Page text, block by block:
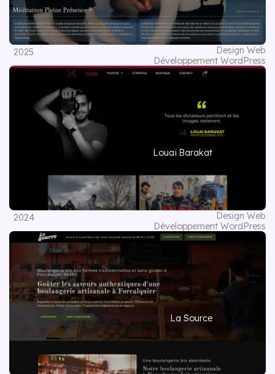
2025
Design Web
Développement WordPress
Louaï Barakat
2024
Design Web
Développement WordPress
La Source